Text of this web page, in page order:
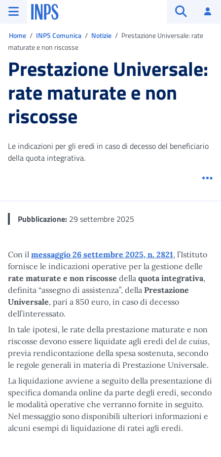
Vai al menu principale
Vai al contenuto principale
Vai al pie' di pagina
INPS ()
Home INPS Comunica Notizie
Prestazione Universale: rate
maturate e non riscosse
Prestazione Universale:
rate maturate e non
riscosse
Le indicazioni per gli eredi in caso di decesso del beneficiario
della quota integrativa.
Pubblicazione: 29 settembre 2025
Con il messaggio 26 settembre 2025, n. 2821, l’Istituto
fornisce le indicazioni operative per la gestione delle
rate maturate e non riscosse della quota integrativa,
definita “assegno di assistenza”, della Prestazione
Universale, pari a 850 euro, in caso di decesso
dell’interessato.
In tale ipotesi, le rate della prestazione maturate e non
riscosse devono essere liquidate agli eredi del de cuius,
previa rendicontazione della spesa sostenuta, secondo
le regole generali in materia di Prestazione Universale.
La liquidazione avviene a seguito della presentazione di
specifica domanda online da parte degli eredi, secondo
le modalità operative che verranno fornite in seguito.
Nel messaggio sono disponibili ulteriori informazioni e
alcuni esempi di liquidazione di ratei agli eredi.